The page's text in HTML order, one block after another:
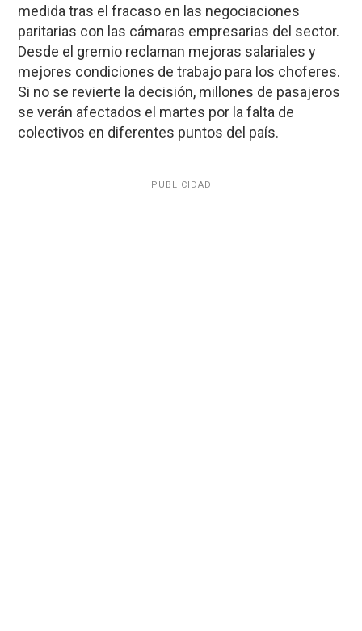
medida tras el fracaso en las negociaciones
paritarias con las cámaras empresarias del sector.
Desde el gremio reclaman mejoras salariales y
mejores condiciones de trabajo para los choferes.
Si no se revierte la decisión, millones de pasajeros
se verán afectados el martes por la falta de
colectivos en diferentes puntos del país.
PUBLICIDAD